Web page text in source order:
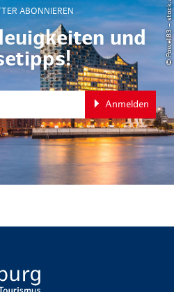
ABONNIEREN
und
Anmelden